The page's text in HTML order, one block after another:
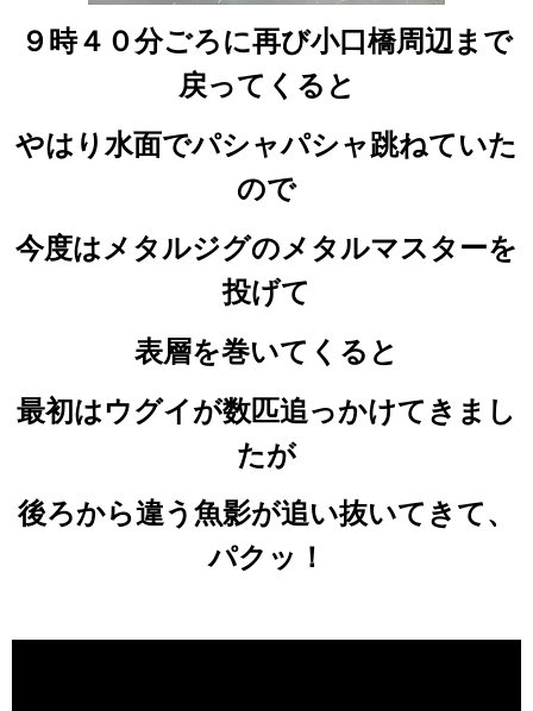
９時４０分ごろに再び小口橋周辺まで
戻ってくると
やはり水面でパシャパシャ跳ねていた
ので
今度はメタルジグのメタルマスターを
投げて
表層を巻いてくると
最初はウグイが数匹追っかけてきまし
たが
後ろから違う魚影が追い抜いてきて、
パクッ！